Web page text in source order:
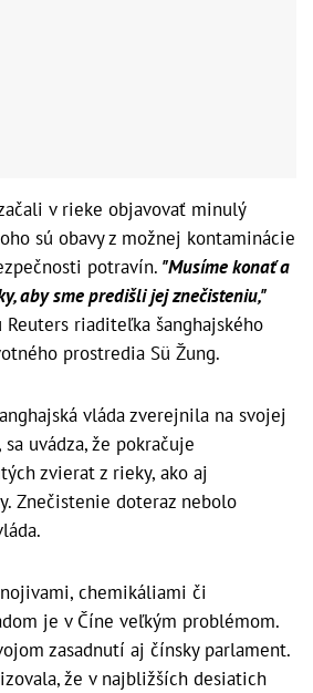
v rieke objavovať minulý
sú obavy z možnej kontaminácie
potravín. "Musíme konať a
aby sme predišli jej znečisteniu,"
riaditeľka šanghajského
prostredia Sü Žung.
vláda zverejnila na svojej
uvádza, že pokračuje
zvierat z rieky, ako aj
Znečistenie doteraz nebolo
chemikáliami či
je v Číne veľkým problémom.
zasadnutí aj čínsky parlament.
že v najbližších desiatich